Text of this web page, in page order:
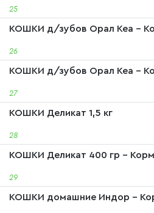
25
26
КОШКИ д/зубов Орал Кеа -
27
КОШКИ д/зубов Орал Кеа -
28
КОШКИ Деликат 1,5 кг
29
КОШКИ Деликат 400 гр -
КОШКИ домашние Индор -